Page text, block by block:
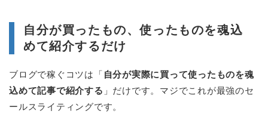
自分が買ったもの、使ったものを魂込
めて紹介するだけ
ブログで稼ぐコツは「 自分が実際に買って使ったものを魂
込めて記事で紹介する 」だけです。マジでこれが最強のセ
ールスライティングです。